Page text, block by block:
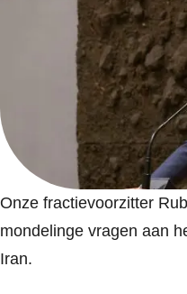
Onze fractievoorzitter
mondelinge vragen aan
Iran.